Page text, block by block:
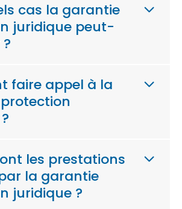
cas la garantie
juridique peut-
faire appel à la
les prestations
la garantie
juridique ?